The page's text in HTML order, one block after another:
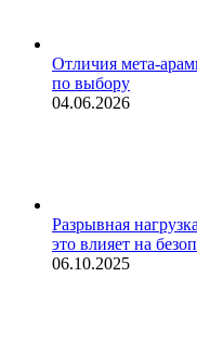
Отличия мета-
по выбору
04.06.2026
Разрывная
это влияет на
06.10.2025